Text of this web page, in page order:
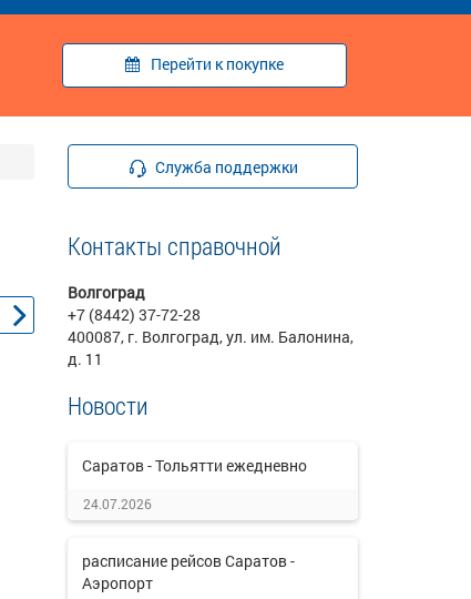
Перейти к покупке
Служба поддержки
Контакты справочной
Волгоград
+7 (8442) 37-72-28
400087, г. Волгоград, ул. им. Балонина,
д. 11
Новости
Саратов - Тольятти ежедневно
24.07.2026
расписание рейсов Саратов -
Аэропорт